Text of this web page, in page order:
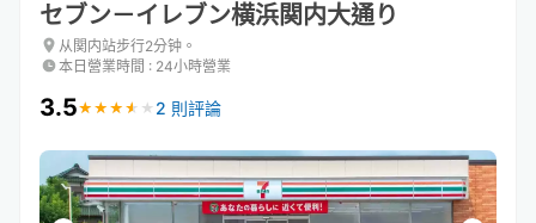
セブン－イレブン横浜関内大通り
从関内站步行2分钟。
本日營業時間 : 24小時營業
3.5★ ★ ★ ★ ★
★ ★ ★ ★ ★ 2 則評論